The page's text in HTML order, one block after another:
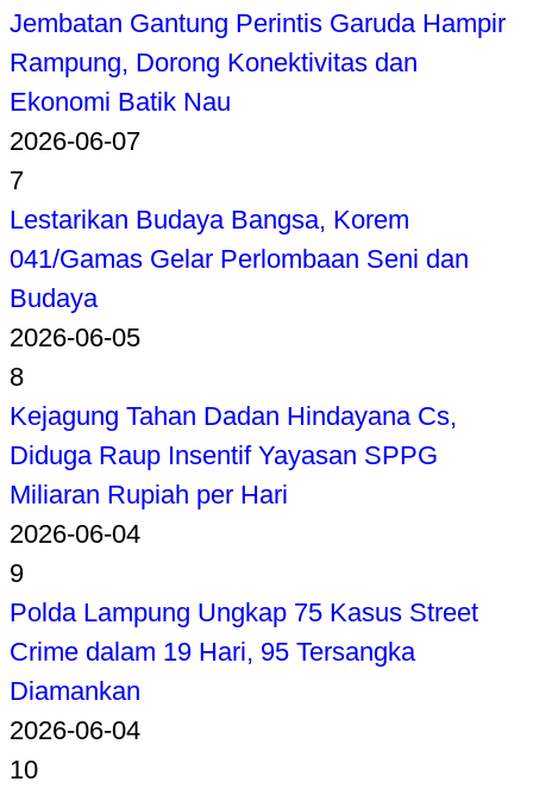
Jembatan Gantung Perintis Garuda Hampir
Rampung, Dorong Konektivitas dan
Ekonomi Batik Nau
2026-06-07
7
Lestarikan Budaya Bangsa, Korem
041/Gamas Gelar Perlombaan Seni dan
Budaya
2026-06-05
8
Kejagung Tahan Dadan Hindayana Cs,
Diduga Raup Insentif Yayasan SPPG
Miliaran Rupiah per Hari
2026-06-04
9
Polda Lampung Ungkap 75 Kasus Street
Crime dalam 19 Hari, 95 Tersangka
Diamankan
2026-06-04
10